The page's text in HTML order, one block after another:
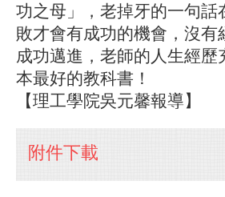
功之母」，老掉牙的一句
敗才會有成功的機會，沒
成功邁進，老師的人生經
本最好的教科書！
【理工學院吳元馨報導】
附件下載